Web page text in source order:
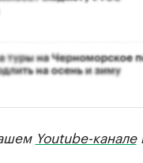
Youtube-канале